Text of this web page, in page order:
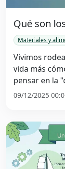
Qué son
Materiales y
Vivimos
vida más
pensar en la
09/12/2025